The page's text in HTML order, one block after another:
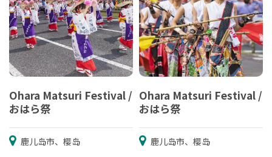
Ohara Matsuri Festival /
おはら祭
鹿儿岛市、樱岛
Ohara Matsuri Festival /
おはら祭
鹿儿岛市、樱岛